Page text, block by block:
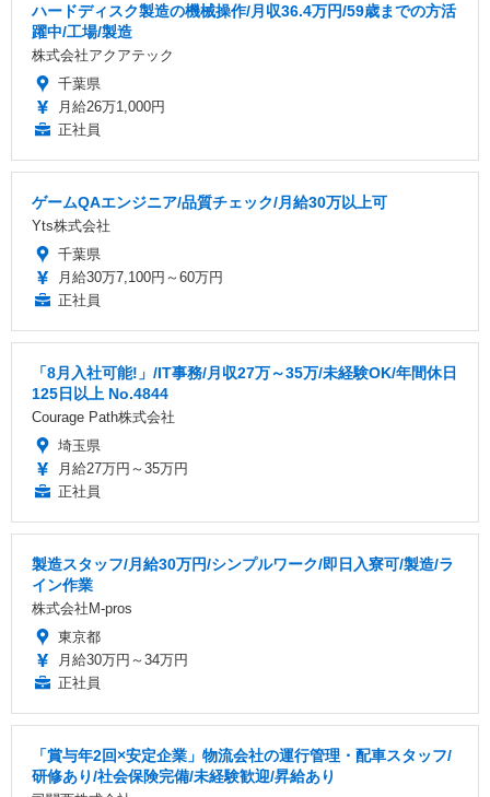
ハードディスク製造の機械操作/月収36.4万円/59歳までの方活
躍中/工場/製造
株式会社アクアテック
千葉県
月給26万1,000円
正社員
ゲームQAエンジニア/品質チェック/月給30万以上可
Yts株式会社
千葉県
月給30万7,100円～60万円
正社員
「8月入社可能!」/IT事務/月収27万～35万/未経験OK/年間休日
125日以上 No.4844
Courage Path株式会社
埼玉県
月給27万円～35万円
正社員
製造スタッフ/月給30万円/シンプルワーク/即日入寮可/製造/ラ
イン作業
株式会社M-pros
東京都
月給30万円～34万円
正社員
「賞与年2回×安定企業」物流会社の運行管理・配車スタッフ/
研修あり/社会保険完備/未経験歓迎/昇給あり